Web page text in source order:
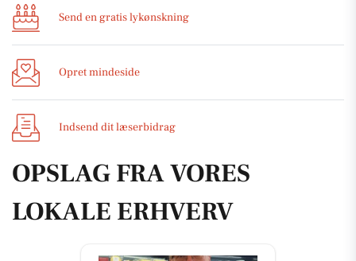
Send en gratis lykønskning
Opret mindeside
Indsend dit læserbidrag
OPSLAG FRA VORES
LOKALE ERHVERV